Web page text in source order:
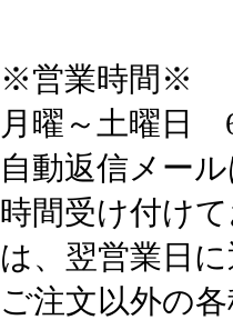
※営業時間※
月曜～土曜日
自動返信メー
時間受け付け
は、翌営業日
ご注文以外の